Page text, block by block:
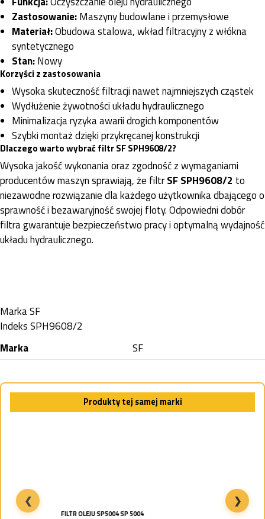
Zastosowanie:Maszyny budowlane i przemysłowe
Materiał:Obudowa stalowa, wkład filtracyjny z włókna
syntetycznego
Stan:Nowy
Korzyści z zastosowania
Wysoka skuteczność filtracji nawet najmniejszych cząstek
Wydłużenie żywotności układu hydraulicznego
Minimalizacja ryzyka awarii drogich komponentów
Szybki montaż dzięki przykręcanej konstrukcji
Dlaczego warto wybrać filtr SF SPH9608/2?
Wysoka jakość wykonania oraz zgodność z wymaganiami
producentów maszyn sprawiają, że filtrSF SPH9608/2 to
niezawodne rozwiązanie dla każdego użytkownika dbającego o
sprawność i bezawaryjność swojej floty. Odpowiedni dobór
filtra gwarantuje bezpieczeństwo pracy i optymalną wydajność
układu hydraulicznego.
MarkaSF
IndeksSPH9608/2
Marka
SF
Produkty tej samej marki
FILTR OLEJU SP5004 SP 5004
❮ ❯